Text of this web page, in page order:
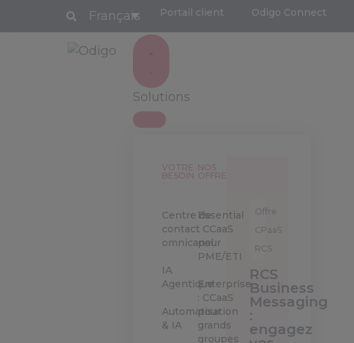
Français Portail client Odigo Connect
Solutions
VOTRE
BESOIN
Centre de
contact
omnicanal
IA
Agentique
Automatisation
& IA
NOS
OFFRES
Essential
: CCaaS
pour
PME/ETI
Enterprise
: CCaaS
pour
grands
groupes
Offre
CPaaS
RCS
RCS
Business
Messaging
:
engagez